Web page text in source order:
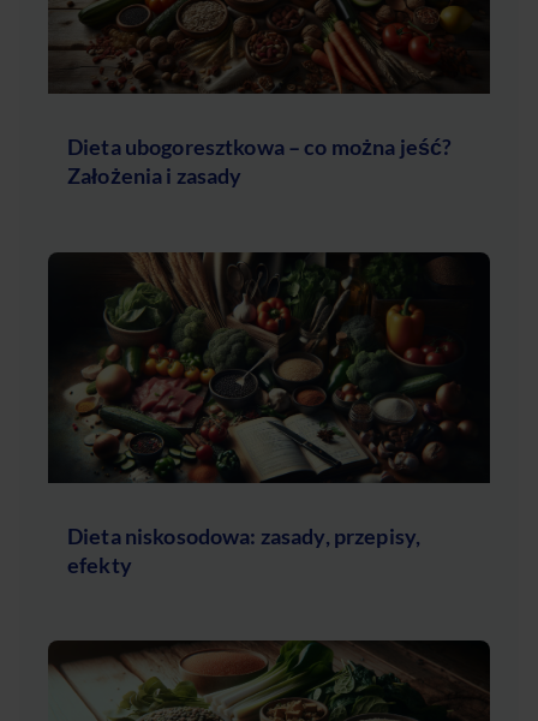
Dieta ubogoresztkowa – co można jeść?
Założenia i zasady
Dieta niskosodowa: zasady, przepisy,
efekty